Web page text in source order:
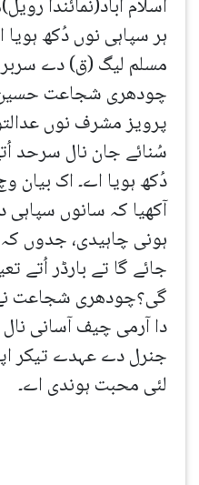
اسلام آباد(نمائندا
ہر سپاہی نوں دُکھ
مسلم لیگ (ق) دے
چودھری شجاعت حسین
پرویز مشرف نوں
سُنائے جان نال سرحد
دُکھ ہویا اے۔ اک
آکھیا کہ سانوں
ہونی چاہیدی، جدوں کہ
جائے گا تے بارڈر اُتے
گی؟چودھری شجاعت
دا آرمی چیف آسانی
جنرل دے عہدے تیکر
لئی محبت ہوندی اے۔